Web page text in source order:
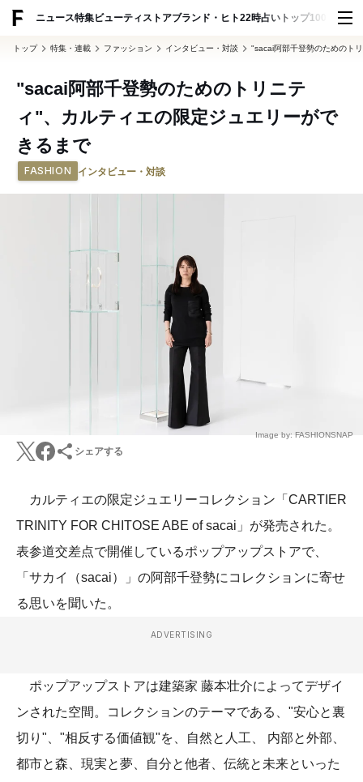
ニュース特集ビューティ ストアブランド・ヒト22時占い トップ100 スナッ
トップ 特集・連載 ファッション インタビュー・対談 "sacai阿部千登勢のためのト
"sacai阿部千登勢のためのトリニテ
ィ"、カルティエの限定ジュエリーがで
きるまで
FASHION インタビュー・対談
Image by: FASHIONSNAP
シェアする
カルティエの限定ジュエリーコレクション「CARTIER
TRINITY FOR CHITOSE ABE of sacai」が発売された。
表参道交差点で開催しているポップアップストアで、
「サカイ（sacai）」の阿部千登勢にコレクションに寄せ
る思いを聞いた。
ADVERTISING
ポップアップストアは建築家 藤本壮介によってデザイ
ンされた空間。コレクションのテーマである、"安心と裏
切り"、"相反する価値観"を、自然と人工、 内部と外部、
都市と森、現実と夢、自分と他者、伝統と未来といった